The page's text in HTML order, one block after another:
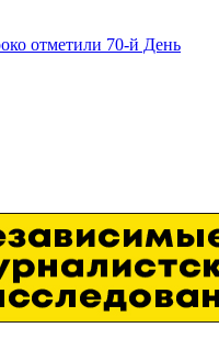
отметили 70-й День